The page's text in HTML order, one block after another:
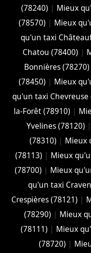
(78240) | Mieux
(78570) | Mieux
qu'un taxi
Chatou (78400) |
Bonnières (78270)
(78450) | Mieux
qu'un taxi Chevreuse
la-Forêt (78910) |
Yvelines (78120) |
(78310) | Mieux
(78113) | Mieux
(78700) | Mieux
qu'un taxi
Crespières (78121) |
(78290) | Mieux
(78111) | Mieux
(78720) |